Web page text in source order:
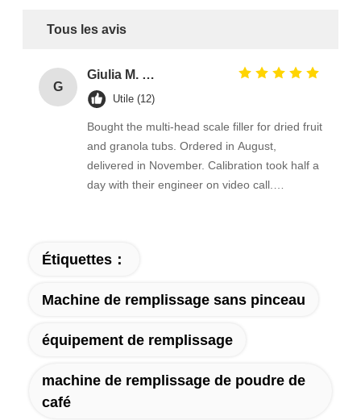
Tous les avis
G
Giulia M. Rossi
Utile (12)
Bought the multi-head scale filler for dried fruit
and granola tubs. Ordered in August,
delivered in November. Calibration took half a
day with their engineer on video call.
Étiquettes：
Machine de remplissage sans pinceau
équipement de remplissage
machine de remplissage de poudre de
café